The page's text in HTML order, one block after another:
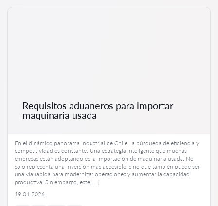
Requisitos aduaneros para importar
maquinaria usada
En el dinámico panorama industrial de Chile, la búsqueda de eficiencia y
competitividad es constante. Una estrategia inteligente que muchas
empresas están adoptando es la importación de maquinaria usada. No
solo representa una inversión más accesible, sino que también puede ser
una vía rápida para modernizar operaciones y aumentar la capacidad
productiva. Sin embargo, este […]
19.04.2026